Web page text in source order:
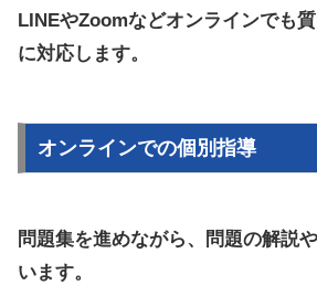
LINEやZoomなどオンラインでも
に対応します。
オンラインでの個別指導
問題集を進めながら、問題の解説
います。